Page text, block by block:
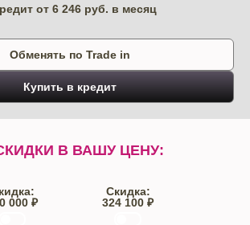
от 6 246 руб. в месяц
Обменять по Trade in
Купить в кредит
В ВАШУ ЦЕНУ:
000 ₽
Скидка:
324 100 ₽